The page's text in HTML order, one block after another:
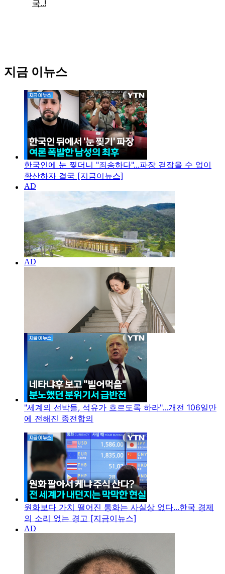
지금 이뉴스
한국인에 눈 찢더니 "죄송하다"...파장 걷잡을 수 없이
확산하자 결국 [지금이뉴스]
"세계의 선박들, 석유가 흐르도록 하라"...개전 106일만
에 전해진 종전합의
원화보다 가치 떨어진 통화는 사실상 없다...한국 경제
의 소리 없는 경고 [지금이뉴스]